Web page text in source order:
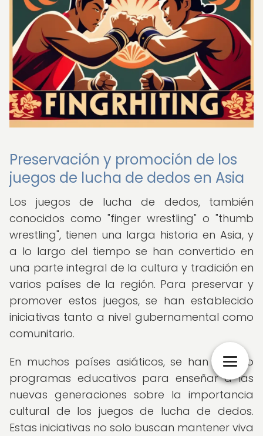
Preservación y promoción de los
juegos de lucha de dedos en Asia
Los juegos de lucha de dedos, también
conocidos como "finger wrestling" o "thumb
wrestling", tienen una larga historia en Asia, y
a lo largo del tiempo se han convertido en
una parte integral de la cultura y tradición en
varios países de la región. Para preservar y
promover estos juegos, se han establecido
iniciativas tanto a nivel gubernamental como
comunitario.
En muchos países asiáticos, se han creado
programas educativos para enseñar a las
nuevas generaciones sobre la importancia
cultural de los juegos de lucha de dedos.
Estas iniciativas no solo buscan mantener viva